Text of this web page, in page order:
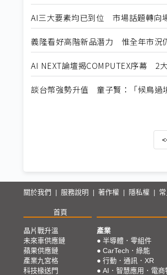
AI三大要素均已到位 市場話題轉向
義隆看好高階新品潛力 惟全年市況
AI NEXT論壇揭COMPUTEX序幕 2
談台幣強勢升值 童子賢：「候鳥過
關於我們 服務說明 著作權 隱私權
首頁
晶片戰升溫
未來車供應鏈
蘋果供應鏈
產業九宮格
科技椽送門
產業
● 半導體．零組件
● CarTech．綠能
● 行動．通訊．XR
● AI．智慧應用．電商